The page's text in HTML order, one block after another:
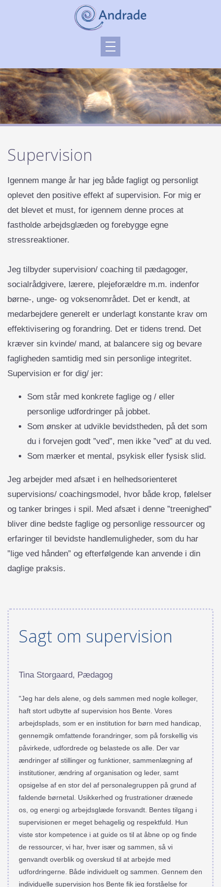
Supervision
Igennem mange år har jeg både fagligt og personligt
oplevet den positive effekt af supervision. For mig er
det blevet et must, for igennem denne proces at
fastholde arbejdsglæden og forebygge egne
stressreaktioner.
Jeg tilbyder supervision/ coaching til pædagoger,
socialrådgivere, lærere, plejeforældre m.m. indenfor
børne-, unge- og voksenområdet. Det er kendt, at
medarbejdere generelt er underlagt konstante krav om
effektivisering og forandring. Det er tidens trend. Det
kræver sin kvinde/ mand, at balancere sig og bevare
fagligheden samtidig med sin personlige integritet.
Supervision er for dig/ jer:
Som står med konkrete faglige og / eller
personlige udfordringer på jobbet.
Som ønsker at udvikle bevidstheden, på det som
du i forvejen godt ”ved”, men ikke ”ved” at du ved.
Som mærker et mental, psykisk eller fysisk slid.
Jeg arbejder med afsæt i en helhedsorienteret
supervisions/ coachingsmodel, hvor både krop, følelser
og tanker bringes i spil. Med afsæt i denne ”treenighed”
bliver dine bedste faglige og personlige ressourcer og
erfaringer til bevidste handlemuligheder, som du har
”lige ved hånden” og efterfølgende kan anvende i din
daglige praksis.
Sagt om supervision
Tina Storgaard, Pædagog
"Jeg har dels alene, og dels sammen med nogle kolleger,
haft stort udbytte af supervision hos Bente. Vores
arbejdsplads, som er en institution for børn med handicap,
gennemgik omfattende forandringer, som på forskellig vis
påvirkede, udfordrede og belastede os alle. Der var
ændringer af stillinger og funktioner, sammenlægning af
institutioner, ændring af organisation og leder, samt
opsigelse af en stor del af personalegruppen på grund af
faldende børnetal. Usikkerhed og frustrationer drænede
os, og energi og arbejdsglæde forsvandt. Bentes tilgang i
supervisionen er meget behagelig og respektfuld. Hun
viste stor kompetence i at guide os til at åbne op og finde
de ressourcer, vi har, hver især og sammen, så vi
genvandt overblik og overskud til at arbejde med
udfordringerne. Både individuelt og sammen. Gennem den
individuelle supervision hos Bente fik jeg forståelse for